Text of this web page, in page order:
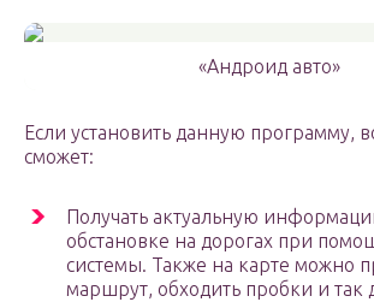
«Андроид авто»
Если установить данную программу,
сможет:
Получать актуальную
обстановке на дорогах при
системы. Также на карте можно
маршрут, обходить пробки и так